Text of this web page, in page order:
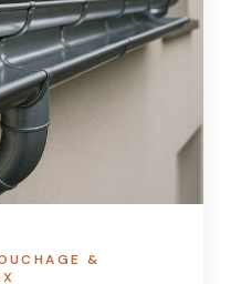
&